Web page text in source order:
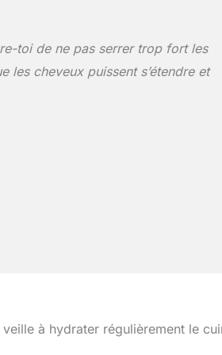
toi de ne pas serrer trop fort les
les cheveux puissent s’étendre et
à hydrater régulièrement le